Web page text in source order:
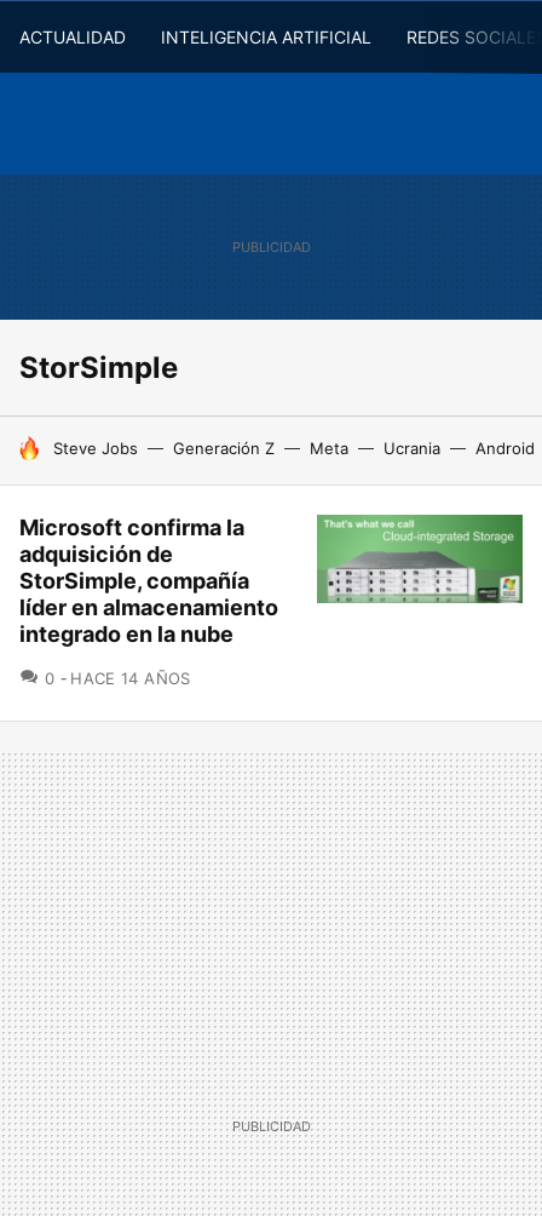
ACTUALIDAD INTELIGENCIA ARTIFICIAL REDES
StorSimple
HOY SE HABLA DE
Steve Jobs Generación Z Meta Ucrania Android
Microsoft confirma la
adquisición de
StorSimple, compañía
líder en almacenamiento
integrado en la nube
0 COMENTARIOS
HACE 14 AÑOS